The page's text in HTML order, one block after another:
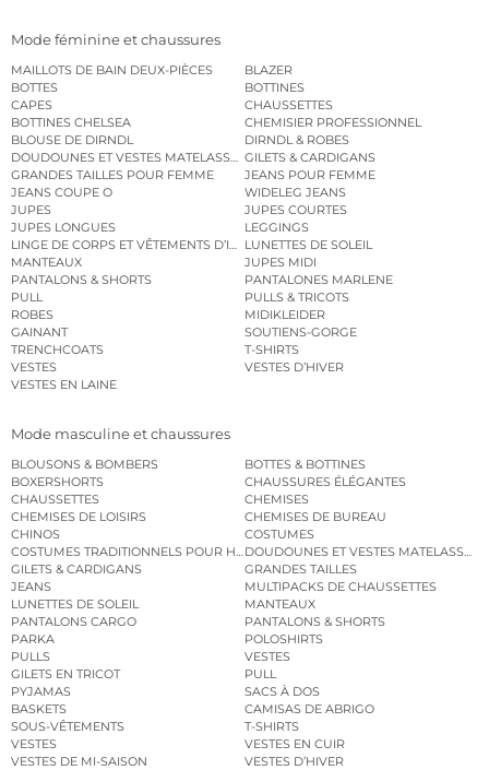
Mode féminine et chaussures
MAILLOTS DE BAIN DEUX-PIÈCES
BLAZER
BOTTES
BOTTINES
CAPES
CHAUSSETTES
BOTTINES CHELSEA
CHEMISIER PROFESSIONNEL
BLOUSE DE DIRNDL
DIRNDL & ROBES
DOUDOUNES ET VESTES MATELASSÉESGILETS & CARDIGANS
GRANDES TAILLES POUR FEMME
JEANS POUR FEMME
JEANS COUPE O
WIDELEG JEANS
JUPES
JUPES COURTES
JUPES LONGUES
LEGGINGS
LINGE DE CORPS ET VÊTEMENTS D’INTÉRIEURLUNETTES DE SOLEIL
MANTEAUX
JUPES MIDI
PANTALONS & SHORTS
PANTALONES MARLENE
PULL
PULLS & TRICOTS
ROBES
MIDIKLEIDER
GAINANT
SOUTIENS-GORGE
TRENCHCOATS
T-SHIRTS
VESTES
VESTES D’HIVER
VESTES EN LAINE
Mode masculine et chaussures
BLOUSONS & BOMBERS
BOTTES & BOTTINES
BOXERSHORTS
CHAUSSURES ÉLÉGANTES
CHAUSSETTES
CHEMISES
CHEMISES DE LOISIRS
CHEMISES DE BUREAU
CHINOS
COSTUMES
COSTUMES TRADITIONNELS POUR HOMMEDOUDOUNES ET VESTES MATELASSÉES
GILETS & CARDIGANS
GRANDES TAILLES
JEANS
MULTIPACKS DE CHAUSSETTES
LUNETTES DE SOLEIL
MANTEAUX
PANTALONS CARGO
PANTALONS & SHORTS
PARKA
POLOSHIRTS
PULLS
VESTES
GILETS EN TRICOT
PULL
PYJAMAS
SACS À DOS
BASKETS
CAMISAS DE ABRIGO
SOUS-VÊTEMENTS
T-SHIRTS
VESTES
VESTES EN CUIR
VESTES DE MI-SAISON
VESTES D’HIVER